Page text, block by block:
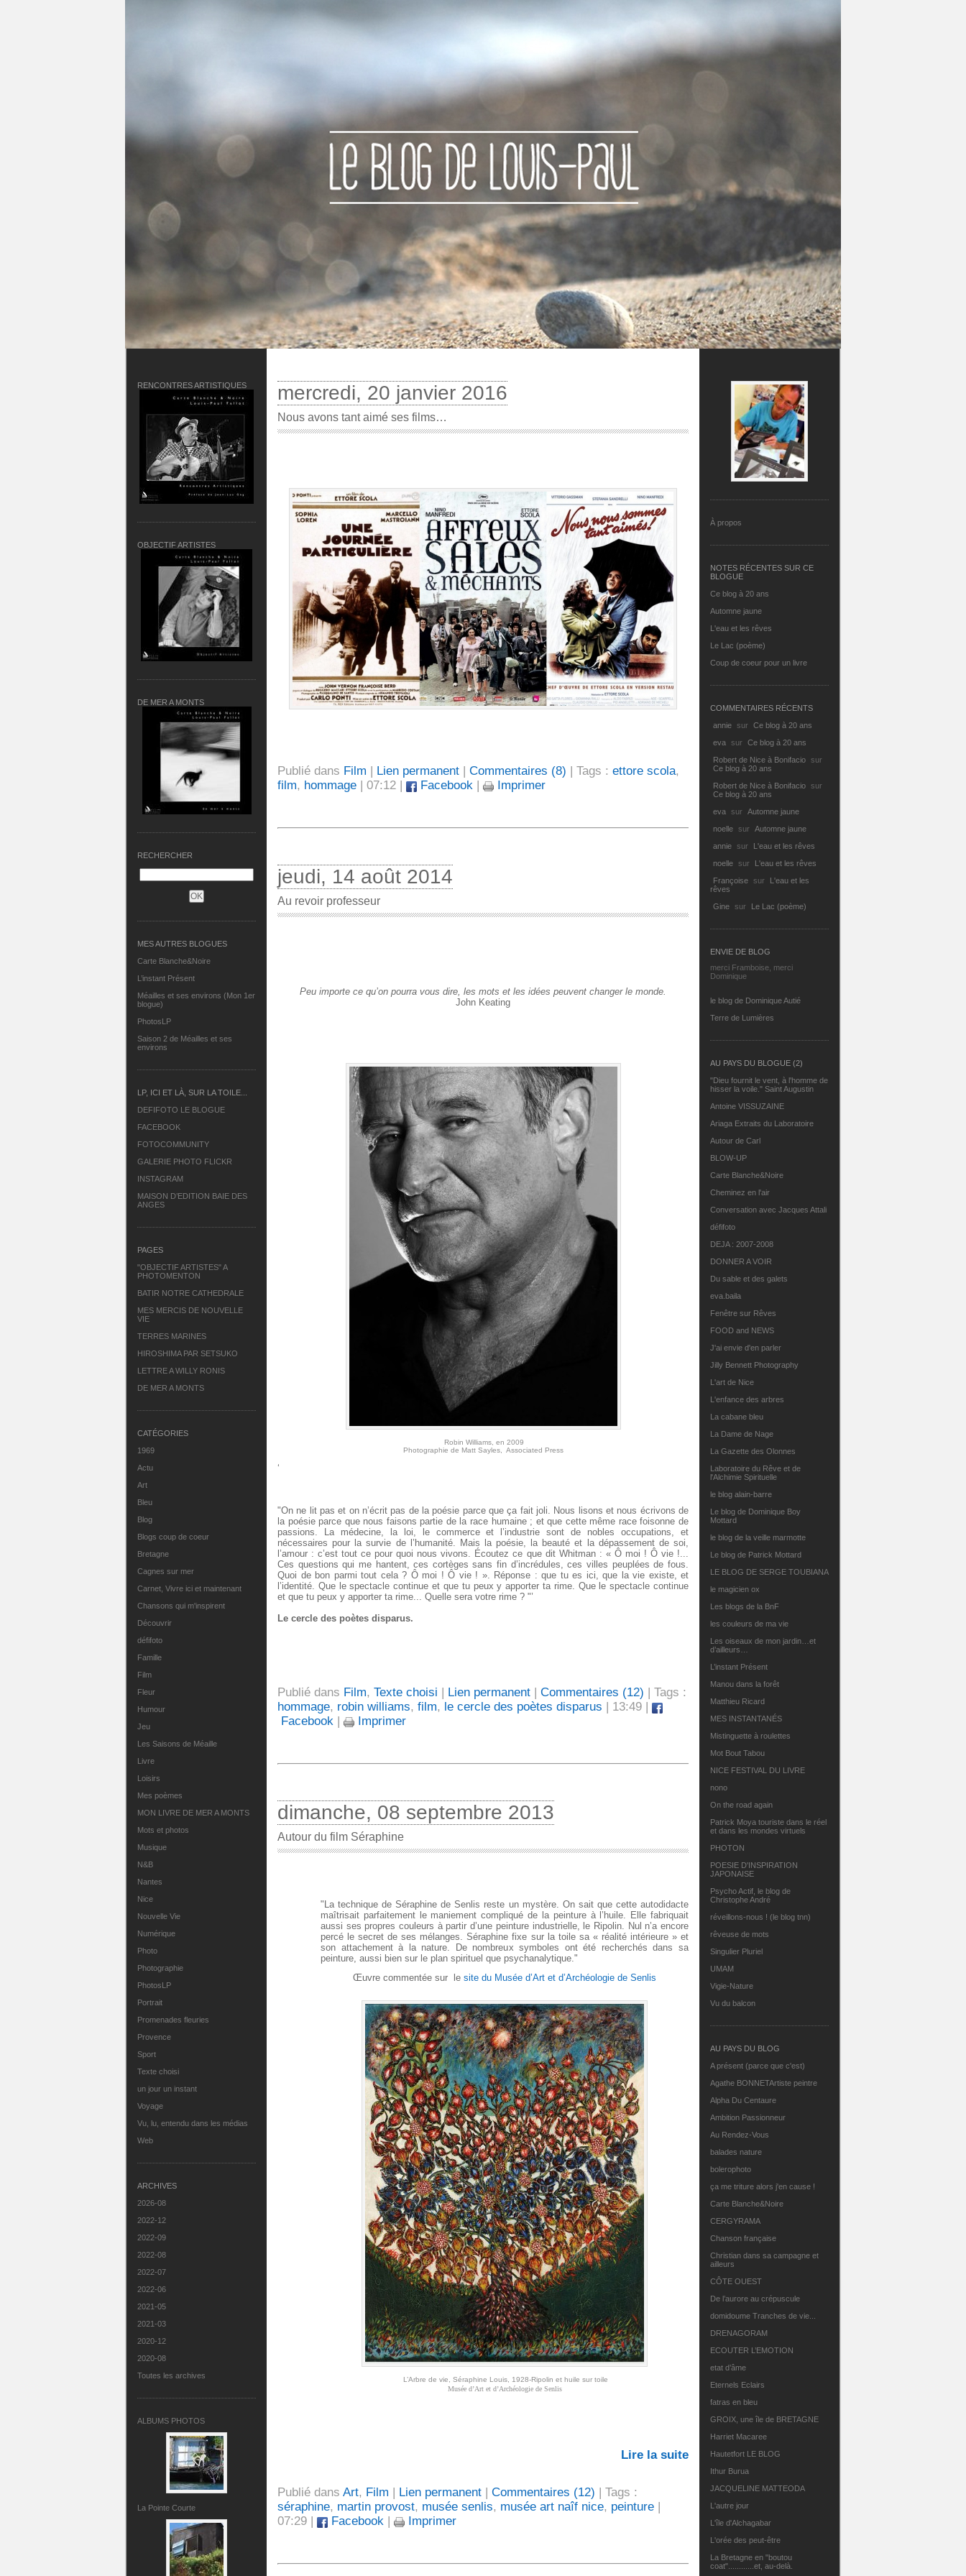
RENCONTRES ARTISTIQUES
OBJECTIF ARTISTES
DE MER A MONTS
RECHERCHER
MES AUTRES BLOGUES
Carte Blanche&Noire
L’instant Présent
Méailles et ses environs (Mon 1er
blogue)
PhotosLP
Saison 2 de Méailles et ses
environs
LP, ICI ET LÀ, SUR LA TOILE...
DEFIFOTO LE BLOGUE
FACEBOOK
FOTOCOMMUNITY
GALERIE PHOTO FLICKR
INSTAGRAM
MAISON D’EDITION BAIE DES
ANGES
PAGES
"OBJECTIF ARTISTES" A
PHOTOMENTON
BATIR NOTRE CATHEDRALE
MES MERCIS DE NOUVELLE
VIE
TERRES MARINES
HIROSHIMA PAR SETSUKO
LETTRE A WILLY RONIS
DE MER A MONTS
CATÉGORIES
1969
Actu
Art
Bleu
Blog
Blogs coup de coeur
Bretagne
Cagnes sur mer
Carnet, Vivre ici et maintenant
Chansons qui m'inspirent
Découvrir
défifoto
Famille
Film
Fleur
Humour
Jeu
Les Saisons de Méaille
Livre
Loisirs
Mes poèmes
MON LIVRE DE MER A MONTS
Mots et photos
Musique
N&B
Nantes
Nice
Nouvelle Vie
Numérique
Photo
Photographie
PhotosLP
Portrait
Promenades fleuries
Provence
Sport
Texte choisi
un jour un instant
Voyage
Vu, lu, entendu dans les médias
Web
ARCHIVES
2026-08
2022-12
2022-09
2022-08
2022-07
2022-06
2021-05
2021-03
2020-12
2020-08
Toutes les archives
ALBUMS PHOTOS
La Pointe Courte
À propos
NOTES RÉCENTES SUR CE
BLOGUE
Ce blog à 20 ans
Automne jaune
L'eau et les rêves
Le Lac (poème)
Coup de coeur pour un livre
COMMENTAIRES RÉCENTS
annie sur Ce blog à 20 ans
eva sur Ce blog à 20 ans
Robert de Nice à Bonifacio sur
Ce blog à 20 ans
Robert de Nice à Bonifacio sur
Ce blog à 20 ans
eva sur Automne jaune
noelle sur Automne jaune
annie sur
L'eau et les rêves
noelle sur
L'eau et les rêves
Françoise sur
L'eau et les
rêves
Gine sur Le Lac (poème)
ENVIE DE BLOG
merci Framboise, merci
Dominique
le blog de Dominique Autié
Terre de Lumières
AU PAYS DU BLOGUE (2)
"Dieu fournit le vent, à l'homme de
hisser la voile." Saint Augustin
Antoine VISSUZAINE
Ariaga Extraits du Laboratoire
Autour de Carl
BLOW-UP
Carte Blanche&Noire
Cheminez en l'air
Conversation avec Jacques Attali
défifoto
DEJA : 2007-2008
DONNER A VOIR
Du sable et des galets
eva.baila
Fenêtre sur Rêves
FOOD and NEWS
J'ai envie d'en parler
Jilly Bennett Photography
L'art de Nice
L'enfance des arbres
La cabane bleu
La Dame de Nage
La Gazette des Olonnes
Laboratoire du Rêve et de
l'Alchimie Spirituelle
le blog alain-barre
Le blog de Dominique Boy
Mottard
le blog de la veille marmotte
Le blog de Patrick Mottard
LE BLOG DE SERGE TOUBIANA
le magicien ox
Les blogs de la BnF
les couleurs de ma vie
Les oiseaux de mon jardin…et
d’ailleurs…
L’instant Présent
Manou dans la forêt
Matthieu Ricard
MES INSTANTANÉS
Mistinguette à roulettes
Mot Bout Tabou
NICE FESTIVAL DU LIVRE
nono
On the road again
Patrick Moya touriste dans le réel
et dans les mondes virtuels
PHOTON
POESIE D'INSPIRATION
JAPONAISE
Psycho Actif, le blog de
Christophe André
réveillons-nous ! (le blog tnn)
rêveuse de mots
Singulier Pluriel
UMAM
Vigie-Nature
Vu du balcon
AU PAYS DU BLOG
A présent (parce que c'est)
Agathe BONNETArtiste peintre
Alpha Du Centaure
Ambition Passionneur
Au Rendez-Vous
balades nature
bolerophoto
ça me triture alors j'en cause !
Carte Blanche&Noire
CERGYRAMA
Chanson française
Christian dans sa campagne et
ailleurs
CÔTE OUEST
De l’aurore au crépuscule
domidoume Tranches de vie...
DRENAGORAM
ECOUTER L’EMOTION
etat d’âme
Eternels Eclairs
fatras en bleu
GROIX, une île de BRETAGNE
Harriet Macaree
Hautetfort LE BLOG
Ithur Burua
JACQUELINE MATTEODA
L'autre jour
L'île d'Alchagabar
L'orée des peut-être
La Bretagne en "boutou
coat"............et, au-delà.
mercredi, 20 janvier 2016
Nous avons tant aimé ses films…
Publié dans Film | Lien permanent | Commentaires (8) | Tags : ettore scola,
film, hommage | 07:12 | Facebook | Imprimer
jeudi, 14 août 2014
Au revoir professeur
Peu importe ce qu’on pourra vous dire, les mots et les idées peuvent changer le monde.
John Keating
Robin Williams, en 2009
Photographie de Matt Sayles, Associated Press
‘
"On ne lit pas et on n’écrit pas de la poésie parce que ça fait joli. Nous lisons et nous écrivons de
la poésie parce que nous faisons partie de la race humaine ; et que cette même race foisonne de
passions. La médecine, la loi, le commerce et l’industrie sont de nobles occupations, et
nécessaires pour la survie de l’humanité. Mais la poésie, la beauté et la dépassement de soi,
l’amour : c’est tout ce pour quoi nous vivons. Écoutez ce que dit Whitman : « Ô moi ! Ô vie !...
Ces questions qui me hantent, ces cortèges sans fin d’incrédules, ces villes peuplées de fous.
Quoi de bon parmi tout cela ? Ô moi ! Ô vie ! ». Réponse : que tu es ici, que la vie existe, et
l’identité. Que le spectacle continue et que tu peux y apporter ta rime. Que le spectacle continue
et que tu peux y apporter ta rime... Quelle sera votre rime ? "’
Le cercle des poètes disparus.
Publié dans Film, Texte choisi | Lien permanent | Commentaires (12) | Tags :
hommage, robin williams, film, le cercle des poètes disparus | 13:49 |
Facebook | Imprimer
dimanche, 08 septembre 2013
Autour du film Séraphine
"La technique de Séraphine de Senlis reste un mystère. On sait que cette autodidacte
maîtrisait parfaitement le maniement compliqué de la peinture à l’huile. Elle fabriquait
aussi ses propres couleurs à partir d’une peinture industrielle, le Ripolin. Nul n’a encore
percé le secret de ses mélanges.Séraphine fixe sur la toile sa « réalité intérieure » et
son attachement à la nature. De nombreux symboles ont été recherchés dans sa
peinture, aussi bien sur le plan spirituel que psychanalytique."
Œuvre commentée sur le site du Musée d’Art et d’Archéologie de Senlis
L’Arbre de vie, Séraphine Louis, 1928-Ripolin et huile sur toile
Musée d’Art et d’Archéologie de Senlis
Lire la suite
Publié dans Art, Film Lien permanent Commentaires (12) | Tags :
séraphine, martin provost, musée senlis, musée art naîf nice, peinture
07:29 |
Facebook Imprimer